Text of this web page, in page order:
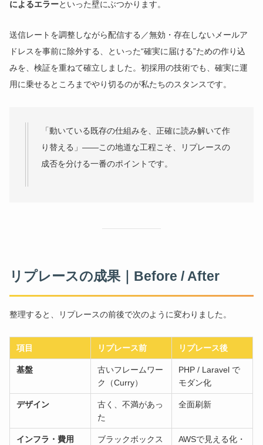
によるエラーといった壁にぶつかります。
送信レートを調整しながら配信する／無効・存在しないメールア
ドレスを事前に除外する、といった“確実に届ける”ための作り込
みを、検証を重ねて確立しました。初採用の技術でも、確実に運
用に乗せるところまでやり切るのが私たちのスタンスです。
「動いている既存の仕組みを、正確に読み解いて作
り替える」——この地道な工程こそ、リプレースの
成否を分ける一番のポイントです。
リプレースの成果｜Before / After
整理すると、リプレースの前後で次のように変わりました。
項目 リプレース前 リプレース後
基盤
古いフレームワー
ク（Curry）
PHP / Laravel で
モダン化
デザイン
古く、不満があっ
た
全面刷新
インフラ・費用 ブラックボックス
AWSで見える化・